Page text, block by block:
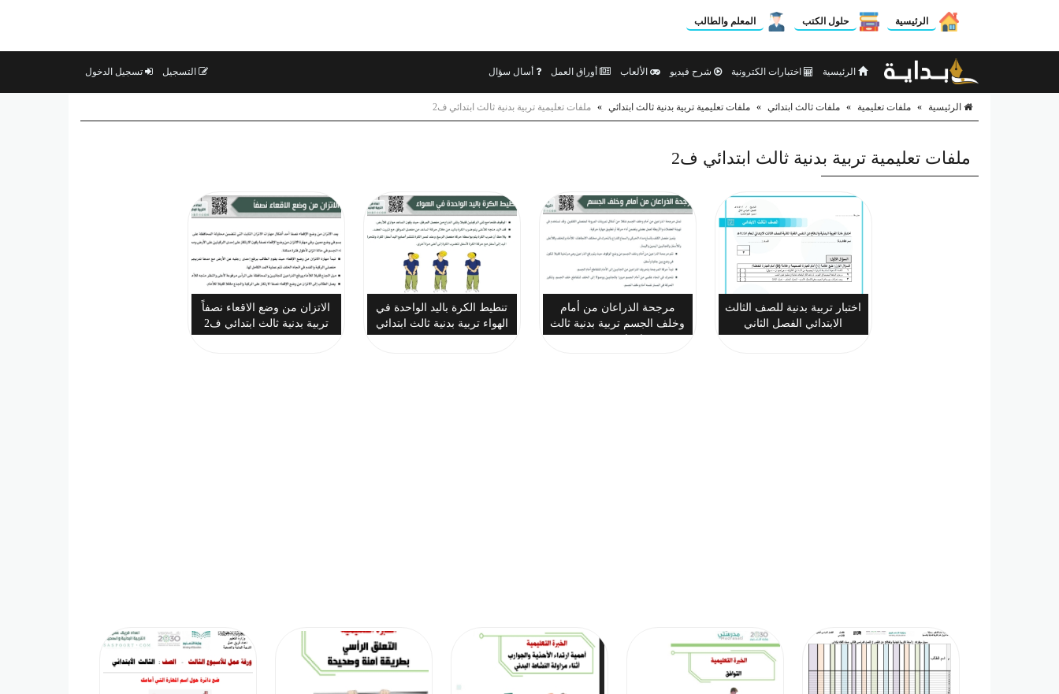
الرئيسية حلول الكتب المعلم والطالب
الرئيسية اختبارات الكترونية شرح فيديو الألعاب أوراق العمل أسال سؤال التسجيل تسجيل الدخول
الرئيسية » ملفات تعليمية » ملفات ثالث ابتدائي » ملفات تعليمية تربية بدنية ثالث ابتدائي » ملفات تعليمية تربية بدنية ثالث ابتدائي ف2
ملفات تعليمية تربية بدنية ثالث ابتدائي ف2
اختبار تربية بدنية للصف الثالث
الابتدائي الفصل الثاني
مرجحة الذراعان من أمام
وخلف الجسم تربية بدنية ثالث
تنطيط الكرة باليد الواحدة في
الهواء تربية بدنية ثالث ابتدائي
الاتزان من وضع الاقعاء نصفاً
تربية بدنية ثالث ابتدائي ف2